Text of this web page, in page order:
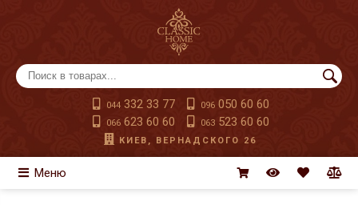
044 332 33 77 096050 60 60
066 623 60 60 063523 60 60
КИЕВ, ВЕРНАДСКОГО 26
Меню